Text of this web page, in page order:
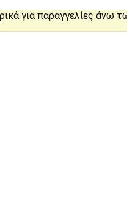
για παραγγελίες άνω